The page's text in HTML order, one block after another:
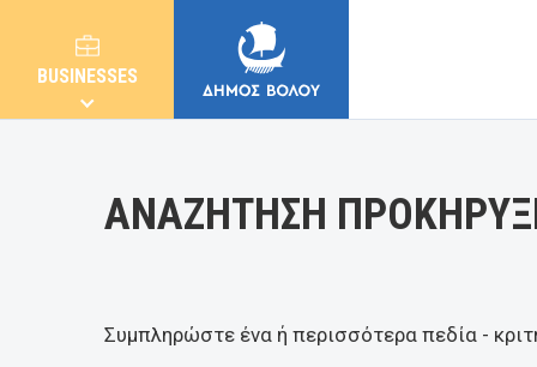
BUSINESSES
ΑΝΑΖΗΤΗΣΗ
Συμπληρώστε ένα ή περισσότερα πεδία -